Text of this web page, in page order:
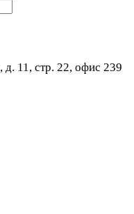
д. 11, стр. 22, офис 239